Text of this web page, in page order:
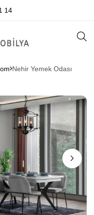
14
Nehir Yemek Odası